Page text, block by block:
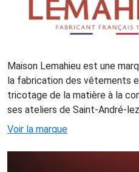
Maison Lemahieu est une
la fabrication des vêtements
tricotage de la matière à la
ses ateliers de Saint-André-
Voir la marque